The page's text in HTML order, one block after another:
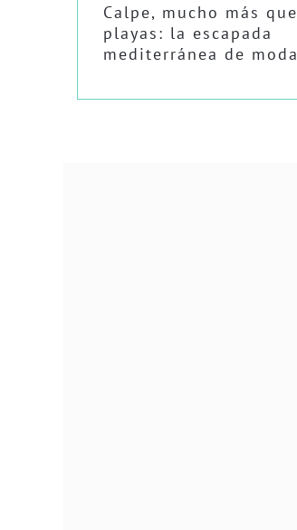
Calpe, mucho más que
playas: la escapada
mediterránea de moda